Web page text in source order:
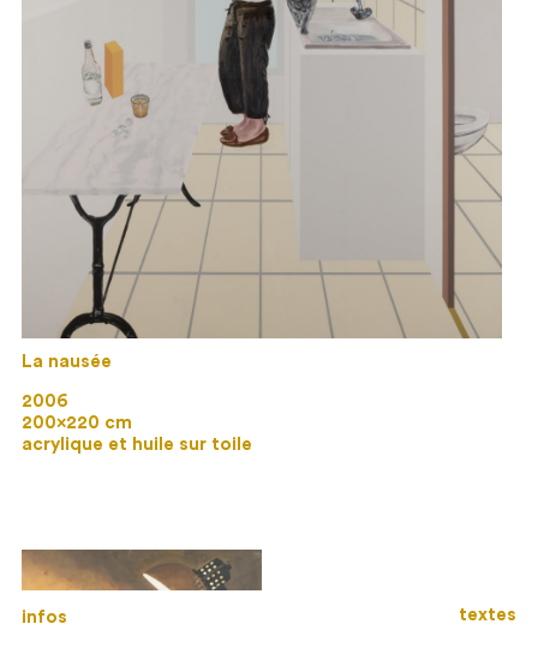
infos textes
La nausée
2006
200×220 cm
acrylique et huile sur toile